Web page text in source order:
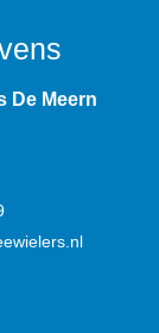
De Meern